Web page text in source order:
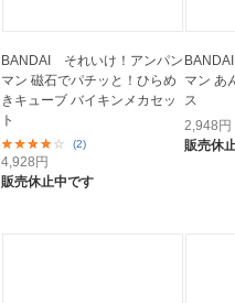
BANDAI それいけ！アンパン
マン 磁石でパチッと！ひらめ
きキューブ バイキンメカセッ
ト
(2)
4,928 円
販売休止中です
マン あ
ス
2,948 円
販売休